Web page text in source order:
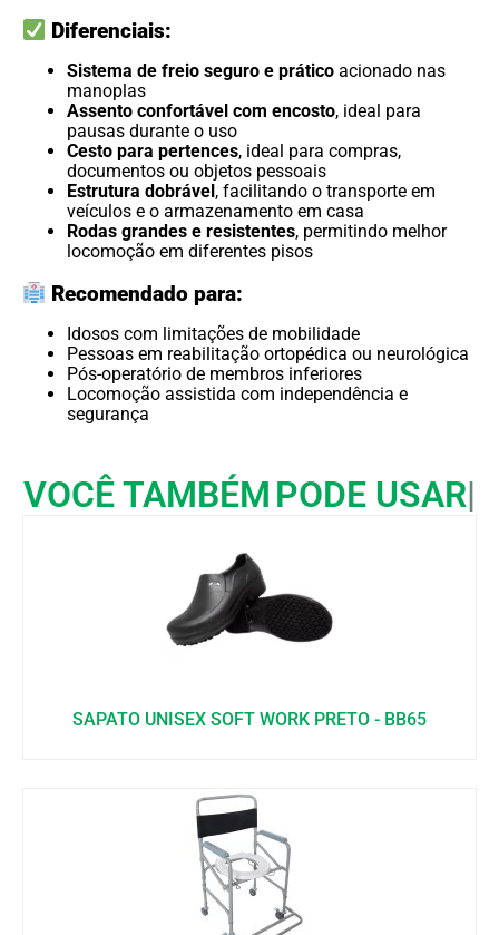
Diferenciais:
Sistema de freio seguro e prático acionado nas
manoplas
Assento confortável com encosto, ideal para
pausas durante o uso
Cesto para pertences, ideal para compras,
documentos ou objetos pessoais
Estrutura dobrável, facilitando o transporte em
veículos e o armazenamento em casa
Rodas grandes e resistentes, permitindo melhor
locomoção em diferentes pisos
Recomendado para:
Idosos com limitações de mobilidade
Pessoas em reabilitação ortopédica ou neurológica
Pós-operatório de membros inferiores
Locomoção assistida com independência e
segurança
VOCÊ TAMBÉM PODE USAR
SAPATO UNISEX SOFT WORK PRETO - BB65